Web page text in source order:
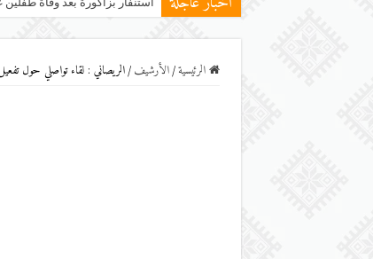
الرئيسية/اﻷرشيف/الريصاني : لقاء تواصلي حول